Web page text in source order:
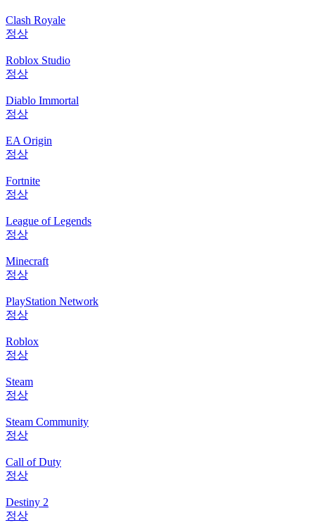
Clash Royale
정상
Roblox Studio
정상
Diablo Immortal
정상
EA Origin
정상
Fortnite
정상
League of Legends
정상
Minecraft
정상
PlayStation Network
정상
Roblox
정상
Steam
정상
Steam Community
정상
Call of Duty
정상
Destiny 2
정상